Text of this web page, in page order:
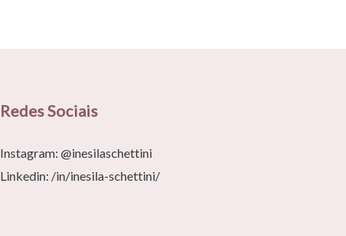
Redes Sociais
Instagram:@inesilaschettini
Linkedin: /in/inesila-schettini/